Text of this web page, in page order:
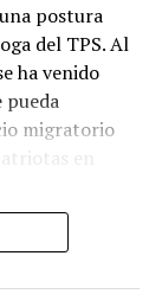
Entre las
DoctorSV,
y la
de
se
áreas en
postura
del TPS. Al
ha venido
migratorio
en
recordó el
jueces eran